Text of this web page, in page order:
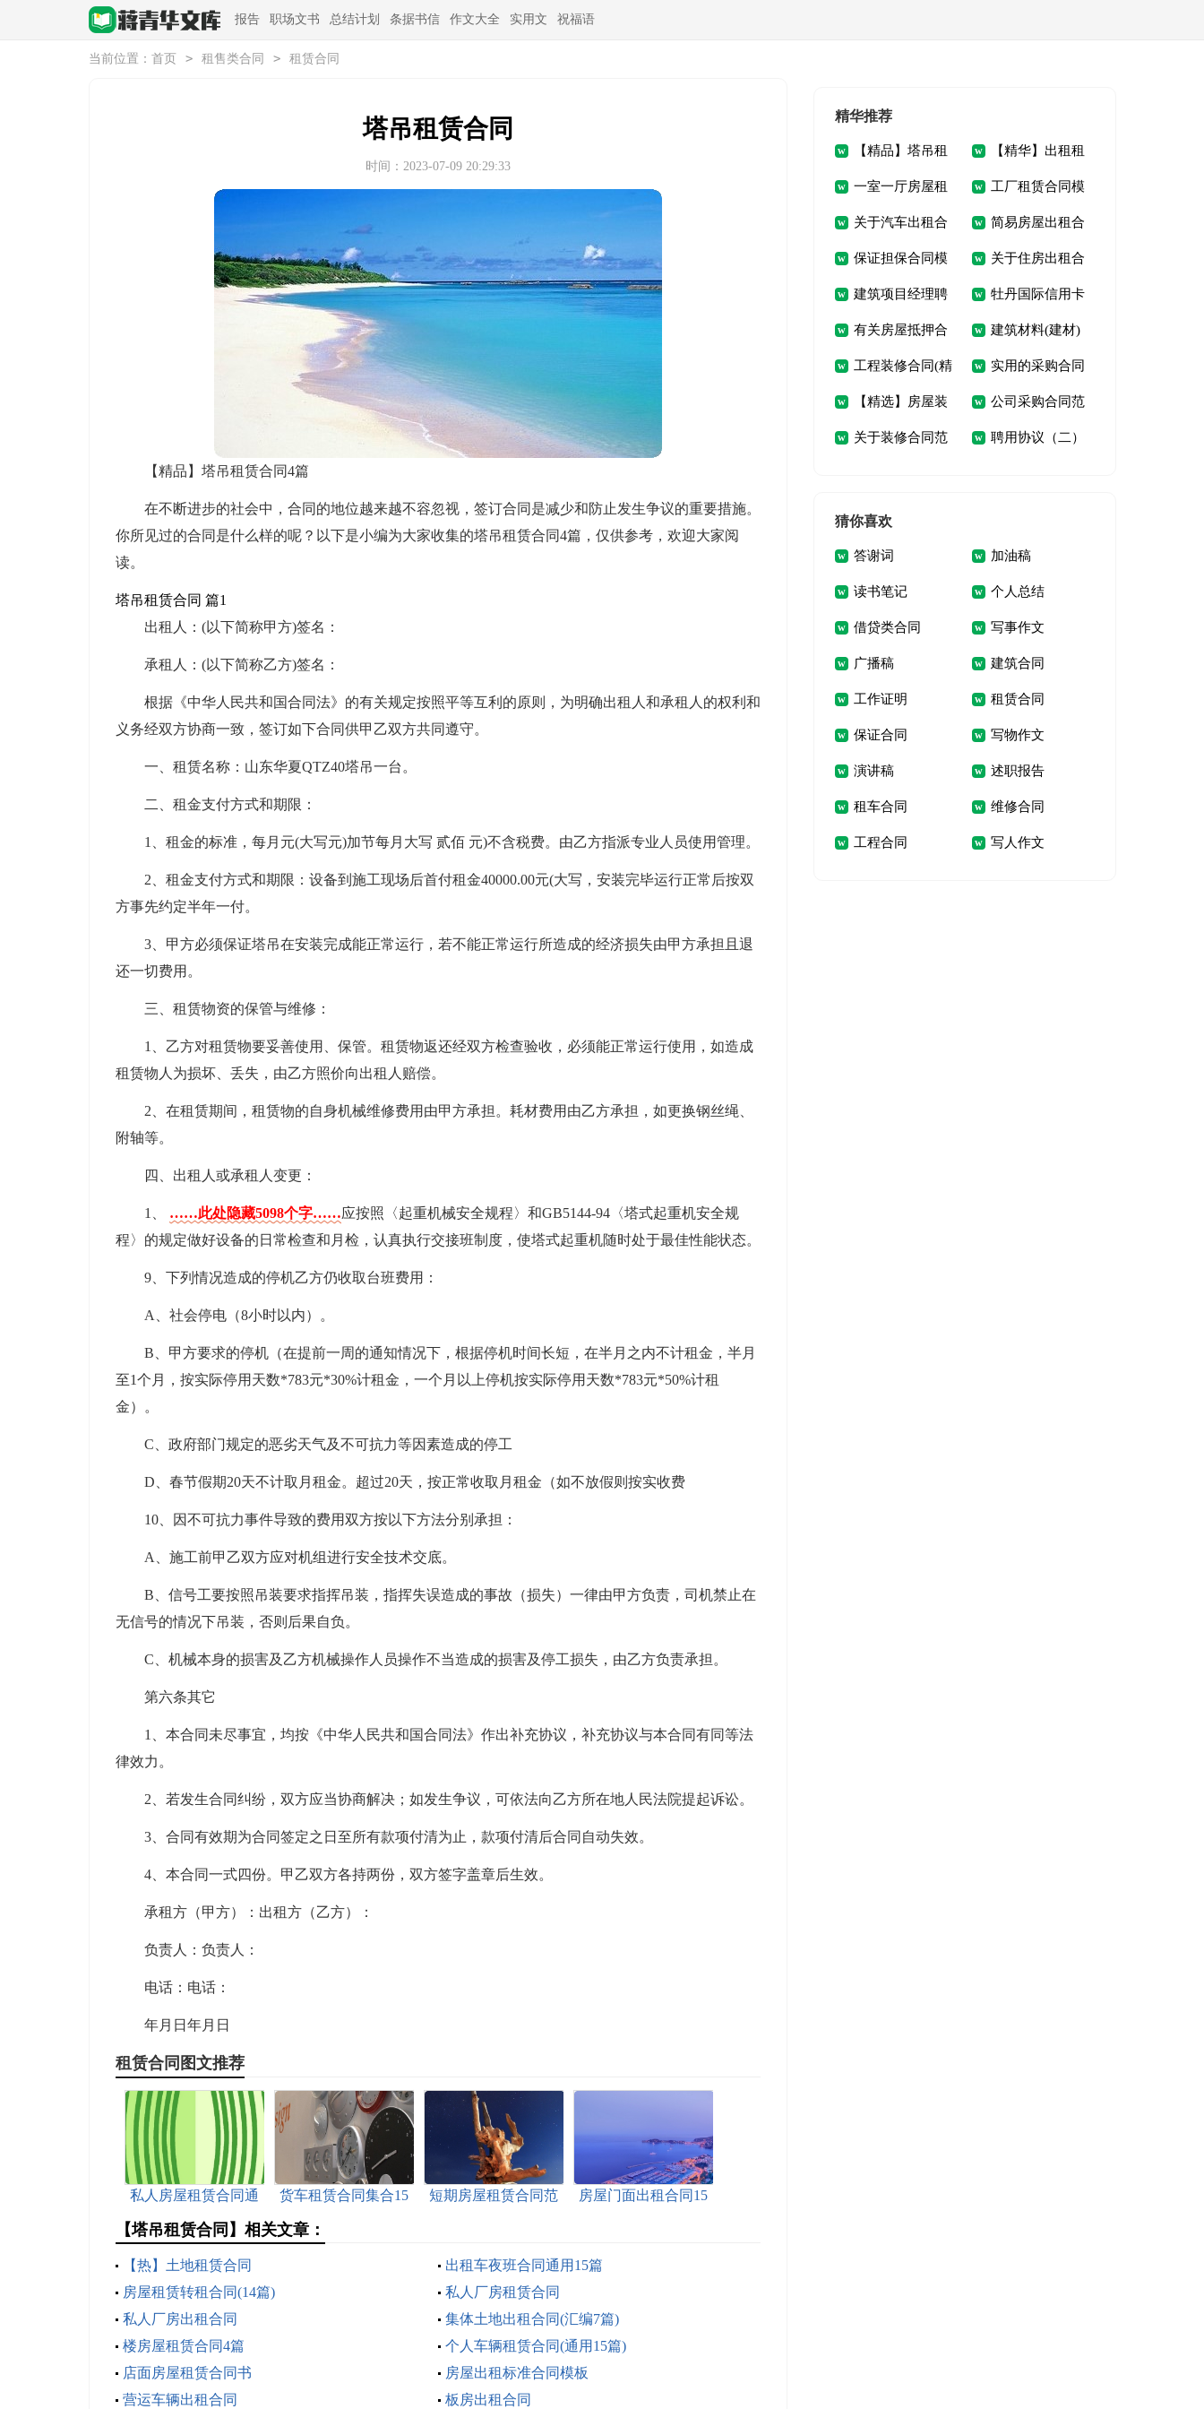
报告 职场文书 总结计划 条据书信 作文大全 实用文 祝福语
当前位置： 首页 > 租售类合同 > 租赁合同
塔吊租赁合同
时间：2023-07-09 20:29:33
【精品】塔吊租赁合同4篇
在不断进步的社会中，合同的地位越来越不容忽视，签订合同是减少和防止发生争议的重要措施。
你所见过的合同是什么样的呢？以下是小编为大家收集的塔吊租赁合同4篇，仅供参考，欢迎大家阅
读。
塔吊租赁合同 篇1
出租人：(以下简称甲方)签名：
承租人：(以下简称乙方)签名：
根据《中华人民共和国合同法》的有关规定按照平等互利的原则，为明确出租人和承租人的权利和
义务经双方协商一致，签订如下合同供甲乙双方共同遵守。
一、租赁名称：山东华夏QTZ40塔吊一台。
二、租金支付方式和期限：
1、租金的标准，每月元(大写元)加节每月大写 贰佰 元)不含税费。由乙方指派专业人员使用管理。
2、租金支付方式和期限：设备到施工现场后首付租金40000.00元(大写，安装完毕运行正常后按双
方事先约定半年一付。
3、甲方必须保证塔吊在安装完成能正常运行，若不能正常运行所造成的经济损失由甲方承担且退
还一切费用。
三、租赁物资的保管与维修：
1、乙方对租赁物要妥善使用、保管。租赁物返还经双方检查验收，必须能正常运行使用，如造成
租赁物人为损坏、丢失，由乙方照价向出租人赔偿。
2、在租赁期间，租赁物的自身机械维修费用由甲方承担。耗材费用由乙方承担，如更换钢丝绳、
附轴等。
四、出租人或承租人变更：
1、 ……此处隐藏5098个字……应按照〈起重机械安全规程〉和GB5144-94〈塔式起重机安全规
程〉的规定做好设备的日常检查和月检，认真执行交接班制度，使塔式起重机随时处于最佳性能状态。
9、下列情况造成的停机乙方仍收取台班费用：
A、社会停电（8小时以内）。
B、甲方要求的停机（在提前一周的通知情况下，根据停机时间长短，在半月之内不计租金，半月
至1个月，按实际停用天数*783元*30%计租金，一个月以上停机按实际停用天数*783元*50%计租
金）。
C、政府部门规定的恶劣天气及不可抗力等因素造成的停工
D、春节假期20天不计取月租金。超过20天，按正常收取月租金（如不放假则按实收费
10、因不可抗力事件导致的费用双方按以下方法分别承担：
A、施工前甲乙双方应对机组进行安全技术交底。
B、信号工要按照吊装要求指挥吊装，指挥失误造成的事故（损失）一律由甲方负责，司机禁止在
无信号的情况下吊装，否则后果自负。
C、机械本身的损害及乙方机械操作人员操作不当造成的损害及停工损失，由乙方负责承担。
第六条其它
1、本合同未尽事宜，均按《中华人民共和国合同法》作出补充协议，补充协议与本合同有同等法
律效力。
2、若发生合同纠纷，双方应当协商解决；如发生争议，可依法向乙方所在地人民法院提起诉讼。
3、合同有效期为合同签定之日至所有款项付清为止，款项付清后合同自动失效。
4、本合同一式四份。甲乙双方各持两份，双方签字盖章后生效。
承租方（甲方）：出租方（乙方）：
负责人：负责人：
电话：电话：
年月日年月日
租赁合同图文推荐
私人房屋租赁合同通
货车租赁合同集合15
短期房屋租赁合同范
房屋门面出租合同15
【塔吊租赁合同】相关文章：
【热】土地租赁合同
出租车夜班合同通用15篇
房屋租赁转租合同(14篇)
私人厂房租赁合同
私人厂房出租合同
集体土地出租合同(汇编7篇)
楼房屋租赁合同4篇
个人车辆租赁合同(通用15篇)
店面房屋租赁合同书
房屋出租标准合同模板
营运车辆出租合同
板房出租合同
精华推荐
【精品】塔吊租
赁合同4篇
【精华】出租租
房合同汇总10篇
一室一厅房屋租
赁合同
工厂租赁合同模
板锦集5篇
关于汽车出租合
同范文集锦5篇
简易房屋出租合
同范本(通用2篇)
保证担保合同模
板9篇
关于住房出租合
同五篇
建筑项目经理聘
用合同范本
牡丹国际信用卡
权利质押合约
有关房屋抵押合
同四篇
建筑材料(建材)
供货合同2019专业
版
工程装修合同(精
选15篇)
实用的采购合同
范文汇总八篇
【精选】房屋装
修合同范文集锦5篇
公司采购合同范
本
关于装修合同范 聘用协议（二）
猜你喜欢
答谢词 加油稿
读书笔记 个人总结
借贷类合同 写事作文
广播稿 建筑合同
工作证明 租赁合同
保证合同 写物作文
演讲稿 述职报告
租车合同 维修合同
工程合同 写人作文